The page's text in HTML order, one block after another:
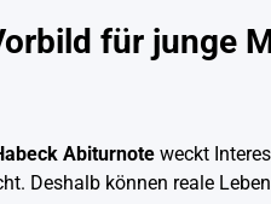
für junge
Abiturnote weckt
Deshalb können reale